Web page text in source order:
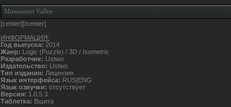
Monument Valley
[center][/center]
ИНФОРМАЦИЯ:
Год выпуска: 2014
Жанр: Logic (Puzzle) / 3D / Isometric
Разработчик: Ustwo
Издательство: Ustwo
Тип издания: Лицензия
Язык интерфейса: RUS|ENG
Язык озвучки: отсутствует
Версия: 1.0.5.3
Таблетка: Вшита